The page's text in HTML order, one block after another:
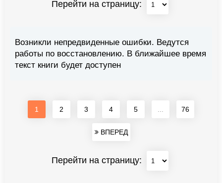
Перейти на страницу:
Возникли непредвиденные ошибки. Ведутся
работы по восстановлению. В ближайшее время
текст книги будет доступен
1 2 3 4 5 76
ВПЕРЕД
Перейти на страницу: